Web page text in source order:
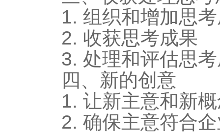
1. 组织和增加思
2. 收获思考成果
3. 处理和评估思
四、新的创意
1. 让新主意和新
2. 确保主意符合